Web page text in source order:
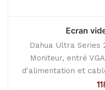
Ecran
Dahua Ultra Series
Moniteur, entré
d'alimentation et